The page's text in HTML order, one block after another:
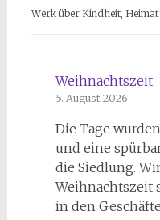
Werk über Kindheit,
Weihnachtszeit
5. August 2026
Die Tage
und eine
die Siedlung.
Weihnachtszeit
in den